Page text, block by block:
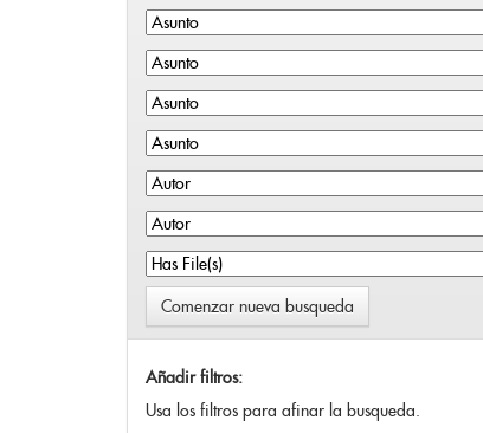
Comenzar nueva busqueda
Añadir filtros:
Usa los filtros para afinar la busqueda.